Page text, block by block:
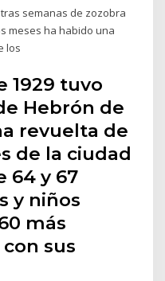
semanas de zozobra
meses ha habido una
los
1929 tuvo
Hebrón de
revuelta de
de la ciudad
64 y 67
y niños
más
sus